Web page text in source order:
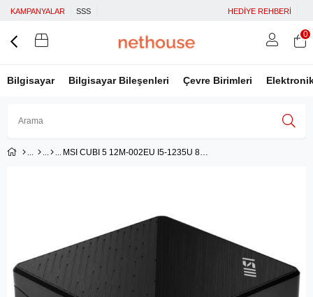
KAMPANYALAR SSS HEDİYE REHBERİ
Bilgisayar Bilgisayar Bileşenleri Çevre Birimleri
0
MSI CUBI 5 12M-002EU I5-1235U 8GB DDR4 512GB SSD W11P SIYAH MINI DT PC